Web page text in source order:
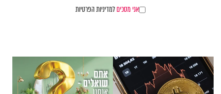
אני מסכיםלמדיניות הפרטיות